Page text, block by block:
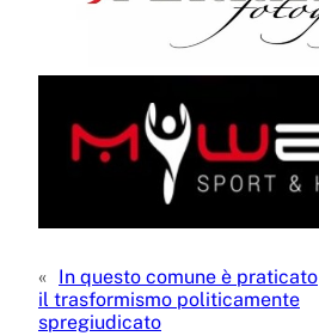
« In questo comune è praticato
il trasformismo politicamente
spregiudicato